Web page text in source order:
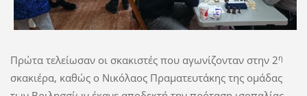
Πρώτα τελείωσαν οι σκακιστές που αγωνίζονταν στην 2η
σκακιέρα, καθώς ο Νικόλαος Πραματευτάκης της ομάδας